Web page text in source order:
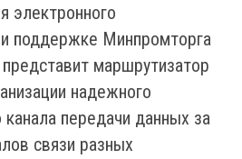
электронного
поддержке Минпромторга
маршрутизатор
надежного
передачи данных за
связи разных